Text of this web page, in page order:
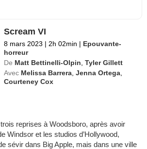
Scream VI
8 mars 2023 | 2h 02min | Epouvante-
horreur
De Matt Bettinelli-Olpin ,Tyler Gillett
Avec Melissa Barrera ,Jenna Ortega
Courteney Cox
reprises à Woodsboro, après avoir
Windsor et les studios d’Hollywood,
sévir dans Big Apple, mais dans une ville